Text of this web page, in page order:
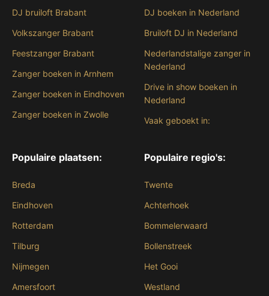
DJ bruiloft Brabant
Volkszanger Brabant
Feestzanger Brabant
Zanger boeken in Arnhem
Zanger boeken in Eindhoven
Zanger boeken in Zwolle
DJ boeken in Nederland
Bruiloft DJ in Nederland
Nederlandstalige zanger in
Nederland
Drive in show boeken in
Nederland
Vaak geboekt in:
Populaire plaatsen:
Breda
Eindhoven
Rotterdam
Tilburg
Nijmegen
Amersfoort
Populaire regio's:
Twente
Achterhoek
Bommelerwaard
Bollenstreek
Het Gooi
Westland